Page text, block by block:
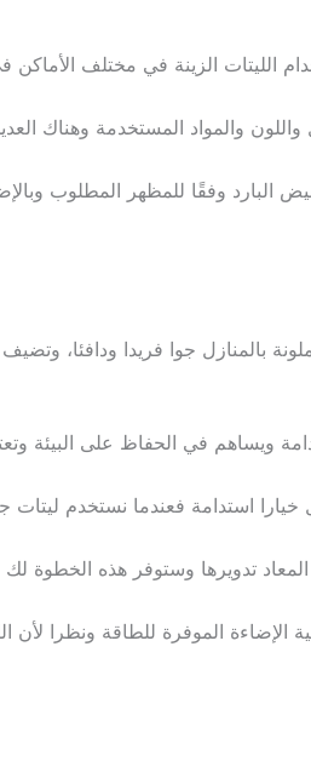
الليتات الزينة في مختلف الأماكن
والمواد المستخدمة وهناك
البارد وفقًا للمظهر المطلوب
بالمنازل جوا فريدا ودافئا،
ويساهم في الحفاظ على البيئة
خيارا استدامة فعندما نستخدم ليتات
تدويرها وستوفر هذه الخطوة
الإضاءة الموفرة للطاقة ونظرا لأن